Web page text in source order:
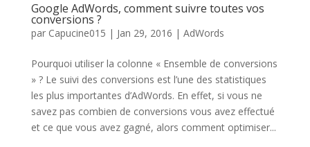
Google AdWords, comment suivre toutes vos
conversions ?
par Capucine015 | Jan 29, 2016 | AdWords
Pourquoi utiliser la colonne « Ensemble de conversions
» ? Le suivi des conversions est l’une des statistiques
les plus importantes d’AdWords. En effet, si vous ne
savez pas combien de conversions vous avez effectué
et ce que vous avez gagné, alors comment optimiser...